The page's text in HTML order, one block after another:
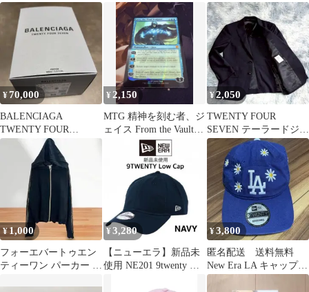
ゴ キャップ ストーン
44/29 ネクタイ付
DACT266 26インチ
¥70,000
BALENCIAGA
TWENTY FOUR
SEVEN パルファム 100
¥ 2,150
MTG 精神を刻む者、ジ
ェイス From the Vault:
¥2,050
TWENTY FOUR
SEVEN テーラードジャ
ケット ネイビー AB4
¥1,000
フォーエバートゥエン
ティーワン パーカー 長
¥ 3,280
【ニューエラ】新品未
使用 NE201 9twenty ロ
¥3,800
匿名配送 送料無料
New Era LA キャップ
9TWENTY